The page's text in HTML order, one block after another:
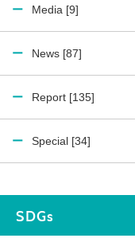
Media [9]
News [87]
Report [135]
Special [34]
SDGs